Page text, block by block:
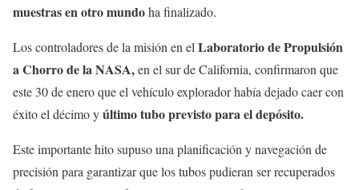
muestras en otro mundoha finalizado.
Los controladores de la misión en el Laboratorio de Propulsión
a Chorro de la NASA,en el sur de California, confirmaron que
este 30 de enero que el vehículo explorador había dejado caer con
éxito el décimo yúltimo tubo previsto para el depósito.
Este importante hito supuso una planificación y navegación de
precisión para garantizar que los tubos pudieran ser recuperados